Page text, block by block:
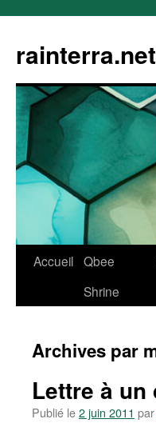
rainterra.net
Aller
Accueil Qbee
Shrine
Archives par
Lettre à un
Publié le2 juin 2011 par